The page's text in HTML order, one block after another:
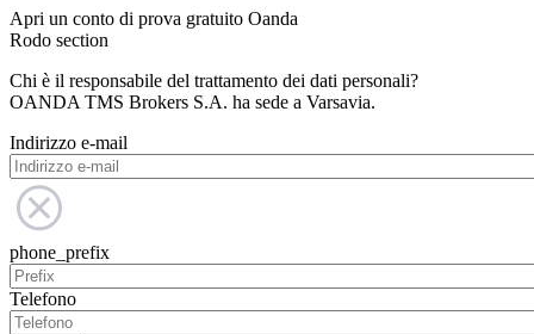
Apri un conto di prova gratuito Oanda
Rodo section
Chi è il responsabile del trattamento dei dati personali?
OANDA TMS Brokers S.A. ha sede a Varsavia.
Indirizzo e-mail
phone_prefix
Telefono